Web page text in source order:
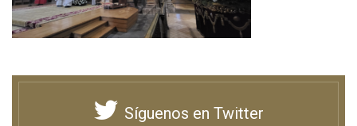
Síguenos en Twitter